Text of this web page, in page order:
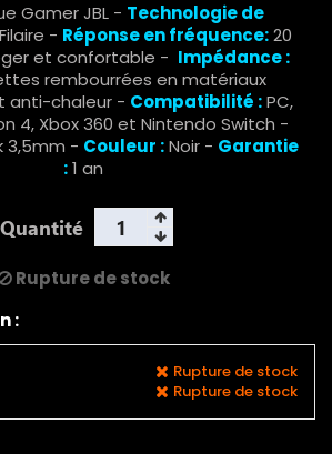
Gamer JBL - Technologie de
Filaire - Réponse en fréquence:20
et confortable - Impédance :
rembourrées en matériaux
anti-chaleur - Compatibilité :PC,
4, Xbox 360 et Nintendo Switch -
3,5mm - Couleur :Noir - Garantie
:1 an
Quantité
Rupture de stock
:
Rupture de stock
Rupture de stock